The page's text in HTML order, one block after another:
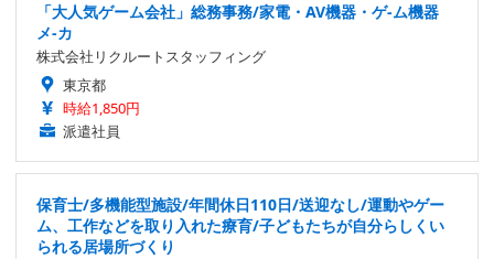
「大人気ゲーム会社」総務事務/家電・AV機器・ゲ-ム機器
メ-カ
株式会社リクルートスタッフィング
東京都
時給1,850円
派遣社員
保育士/多機能型施設/年間休日110日/送迎なし/運動やゲー
ム、工作などを取り入れた療育/子どもたちが自分らしくい
られる居場所づくり